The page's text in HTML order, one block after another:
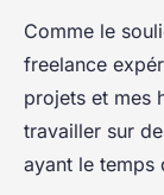
Comme le
freelance
projets et mes
travailler sur
ayant le temps